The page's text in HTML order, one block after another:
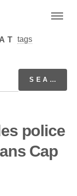
tags
police
Cap